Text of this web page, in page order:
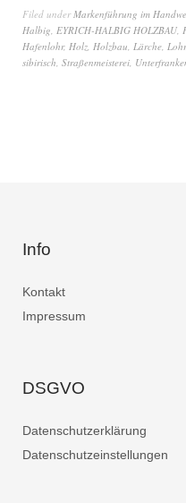
Filed underMarkenführung im
Halbig, EYRICH-HALBIG HOLZBAU,
Hafenlohr, Holz, Holzbau, Lärche, Lohr
sibirisch, Straßenmeisterei,
Info
Kontakt
Impressum
DSGVO
Datenschutzerklärung
Datenschutzeinstellungen